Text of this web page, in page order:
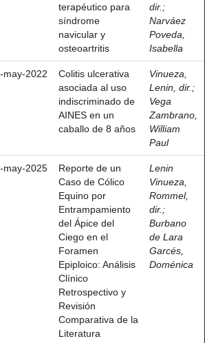
terapéutico para
síndrome
navicular y
osteoartritis
dir. ;
Narváez
Poveda,
Isabella
may-2022
Colitis ulcerativa
asociada al uso
indiscriminado de
AINES en un
caballo de 8 años
Vinueza,
Lenin, dir. ;
Vega
Zambrano,
William
Paul
may-2025
Reporte de un
Caso de Cólico
Equino por
Entrampamiento
del Ápice del
Ciego en el
Foramen
Epiploico: Análisis
Clínico
Retrospectivo y
Revisión
Comparativa de la
Literatura
Lenin
Vinueza,
Rommel,
dir. ;
Burbano
de Lara
Garcés,
Doménica